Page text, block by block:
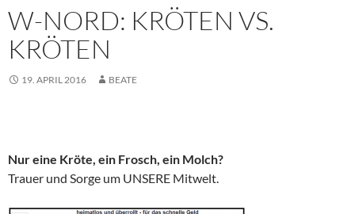
W-NORD: KRÖTEN VS.
KRÖTEN
19. APRIL 2016 BEATE
Nur eine Kröte, ein Frosch, ein Molch?
Trauer und Sorge um UNSERE Mitwelt.